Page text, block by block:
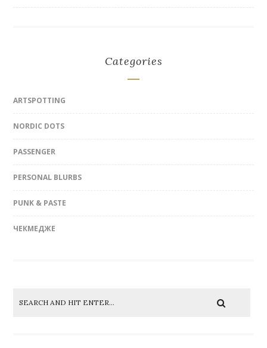
Categories
ARTSPOTTING
NORDIC DOTS
PASSENGER
PERSONAL BLURBS
PUNK & PASTE
ЧЕКМЕДЖЕ